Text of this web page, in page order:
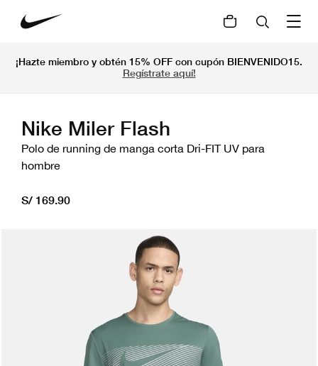
¡Hazte miembro y obtén 15% OFF con cupón BIENVENIDO15.
Regístrate aquí!
Nike Miler Flash
Polo de running de manga corta Dri-FIT UV para
hombre
S/ 169.90